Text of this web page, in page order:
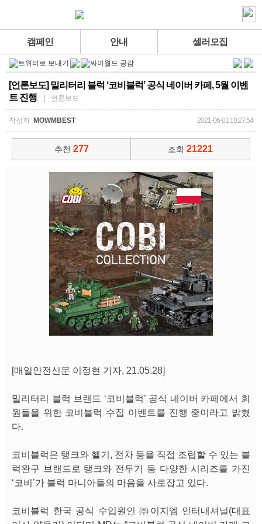
캠페인 안내 셀러모집
[언론보도] 밀리터리 블럭 ‘코비블럭’ 공식 네이버 카페, 5월 이벤
트 진행
| 언론보도
작성자 MOWMBEST 2021-06-01 10:27:54
추천 277 조회 21221
[매일안전신문 이정현 기자, 21.05.28]
밀리터리 블럭 브랜드 ‘코비블럭’ 공식 네이버 카페에서 회
원들을 위한 코비블럭 수집 이벤트를 진행 중이라고 밝혔
다.
코비블럭은 탱크와 헬기, 전차 등을 직접 조립할 수 있는 블
럭완구 브랜드로 탱크와 전투기 등 다양한 시리즈를 가진
‘코비’가 블럭 마니아들의 마음을 사로잡고 있다.
코비블럭 한국 공식 수입원인 ㈜이지엠 인터내셔널(대표